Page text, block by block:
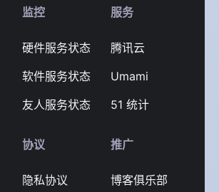
监控
硬件服务状态
软件服务状态
友人服务状态
服务
腾讯云
Umami
51 统计
协议
隐私协议
推广
博客俱乐部